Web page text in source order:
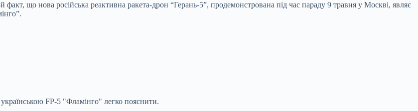
що нова російська реактивна ракета-дрон “Герань-5”, продемонстрована під час параду 9 травня у Москві, являє
FP-5 "Фламінго" легко пояснити.